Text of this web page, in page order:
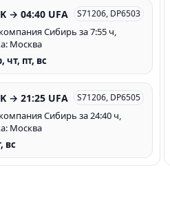
→ 04:40 UFA S71206, DP6503
Сибирь за 7:55 ч,
Москва
чт, пт, вс
→ 21:25 UFA S71206, DP6505
Сибирь за 24:40 ч,
Москва
вс